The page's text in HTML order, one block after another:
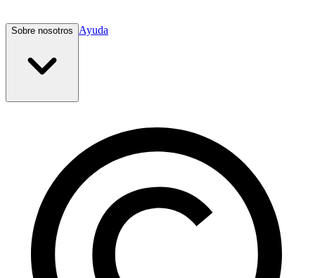
Sobre nosotros Ayuda